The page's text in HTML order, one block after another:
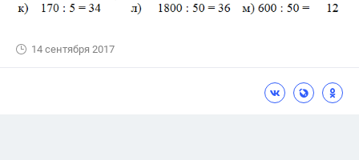
14 сентября 2017